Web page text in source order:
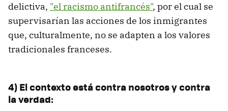
delictiva, "el racismo antifrancés", por el cual se
supervisarían las acciones de los inmigrantes
que, culturalmente, no se adapten a los valores
tradicionales franceses.
4) El contexto está contra nosotros y contra
la verdad: